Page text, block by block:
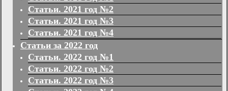
Статьи. 2021 год №2
Статьи. 2021 год №3
Статьи. 2021 год №4
Статьи за 2022 год
Статьи. 2022 год №1
Статьи. 2022 год №2
Статьи. 2022 год №3